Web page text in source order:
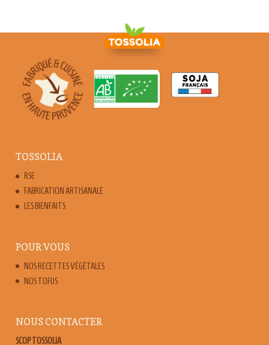
TOSSOLIA
RSE
FABRICATION ARTISANALE
LES BIENFAITS
POUR VOUS
NOS RECETTES VÉGÉTALES
NOS TOFUS
NOUS CONTACTER
SCOP TOSSOLIA